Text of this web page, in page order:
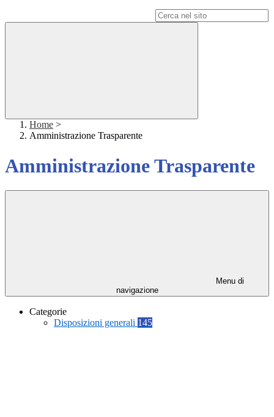
Home >
Amministrazione Trasparente
Amministrazione Trasparente
Menu di
navigazione
Categorie
Disposizioni generali 145